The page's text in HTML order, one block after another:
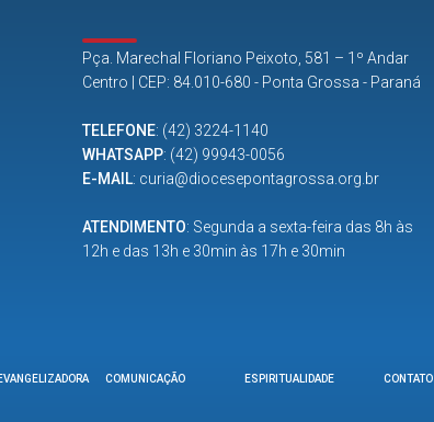
Pça. Marechal Floriano Peixoto, 581 – 1º Andar
Centro | CEP: 84.010-680 - Ponta Grossa - Paraná
TELEFONE: (42) 3224-1140
WHATSAPP: (42) 99943-0056
E-MAIL: curia@diocesepontagrossa.org.br
ATENDIMENTO: Segunda a sexta-feira das 8h às
12h e das 13h e 30min às 17h e 30min
COMUNICAÇÃO ESPIRITUALIDADE CONTATO